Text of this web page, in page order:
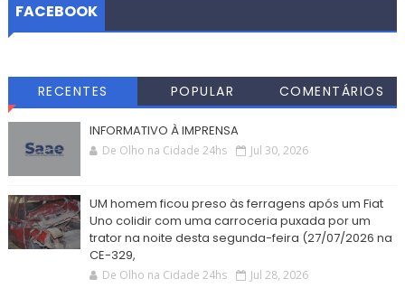
FACEBOOK
RECENTES POPULAR COMENTÁRIOS
INFORMATIVO À IMPRENSA
De Olho na Cidade 24hs Jul 30, 2026
UM homem ficou preso às ferragens após um Fiat
Uno colidir com uma carroceria puxada por um
trator na noite desta segunda-feira (27/07/2026 na
CE-329,
De Olho na Cidade 24hs Jul 28, 2026